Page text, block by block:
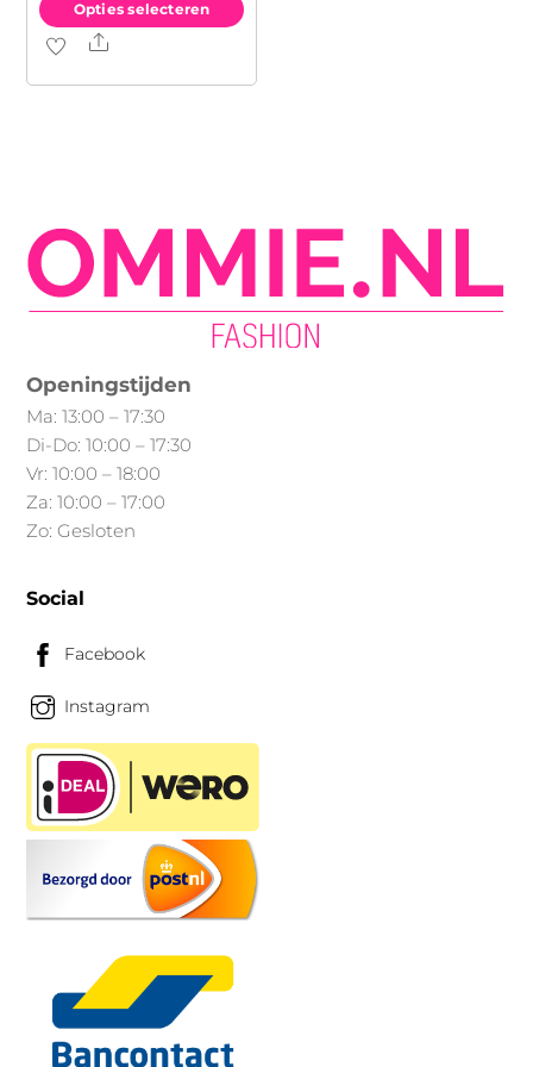
Opties selecteren
Dit
optie
kan
gekozen
de
productpagina
Share
Openingstijden
Ma: 13:00 – 17:30
Di-Do: 10:00 – 17:30
Vr: 10:00 – 18:00
Za: 10:00 – 17:00
Zo: Gesloten
Social
Facebook
Instagram